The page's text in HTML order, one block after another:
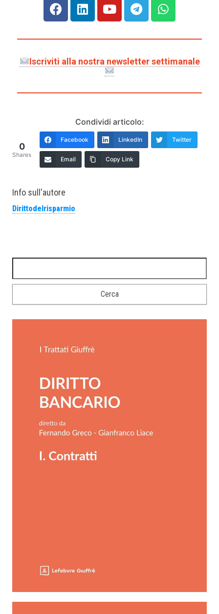
Iscriviti alla nostra newsletter settimanale
Condividi articolo:
0
Shares
Facebook LinkedIn Twitter
Email Copy Link
Info sull'autore
Dirittodelrisparmio